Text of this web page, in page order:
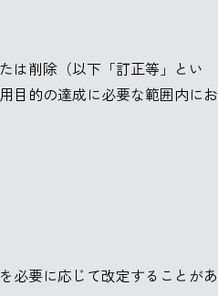
は削除（以下「訂正等」とい
目的の達成に必要な範囲内にお
必要に応じて改定することがあ